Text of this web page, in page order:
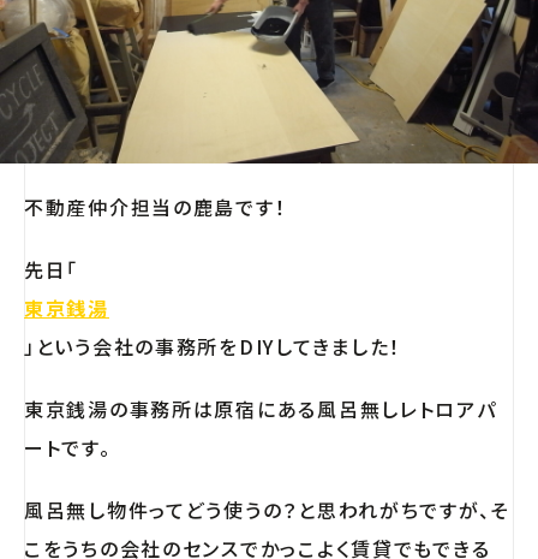
不動産仲介担当の鹿島です！
先日「
東京銭湯
」という会社の事務所をDIYしてきました！
東京銭湯の事務所は原宿にある風呂無しレトロアパ
ートです。
風呂無し物件ってどう使うの？と思われがちですが、そ
こをうちの会社のセンスでかっこよく賃貸でもできる